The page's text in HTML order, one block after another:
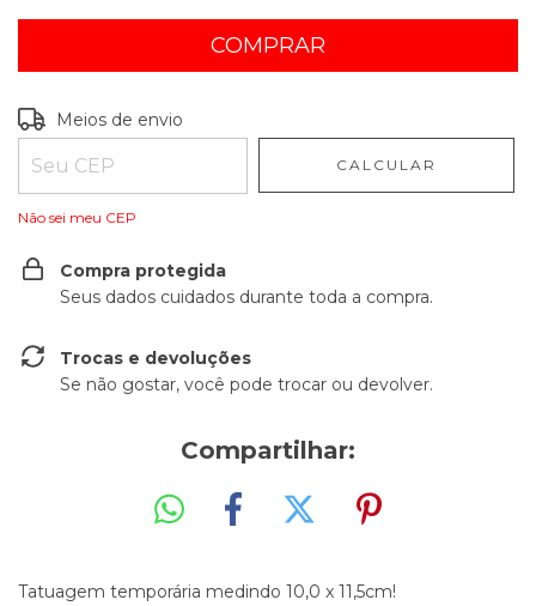
Entregas para o CEP:
Meios de envio
CALCULAR
Não sei meu CEP
Compra protegida
Seus dados cuidados durante toda a compra.
Trocas e devoluções
Se não gostar, você pode trocar ou devolver.
Compartilhar:
Tatuagem temporária medindo 10,0 x 11,5cm!